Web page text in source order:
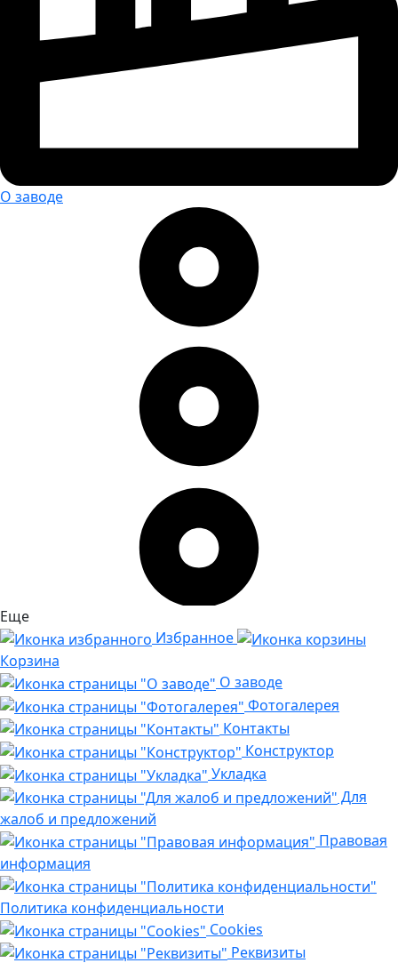
О заводе
Еще
Избранное
Корзина
О заводе
Фотогалерея
Контакты
Конструктор
Укладка
Для
жалоб и предложений
Правовая
информация
Политика конфиденциальности
Cookies
Реквизиты